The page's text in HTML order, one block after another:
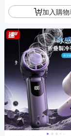
加入購物